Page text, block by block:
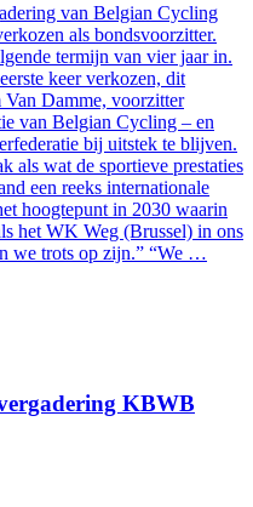
van Belgian Cycling
als bondsvoorzitter.
termijn van vier jaar in.
keer verkozen, dit
Damme, voorzitter
van Belgian Cycling – en
bij uitstek te blijven.
als wat de sportieve prestaties
een reeks internationale
hoogtepunt in 2030 waarin
het WK Weg (Brussel) in ons
we trots op zijn.” “We …
KBWB